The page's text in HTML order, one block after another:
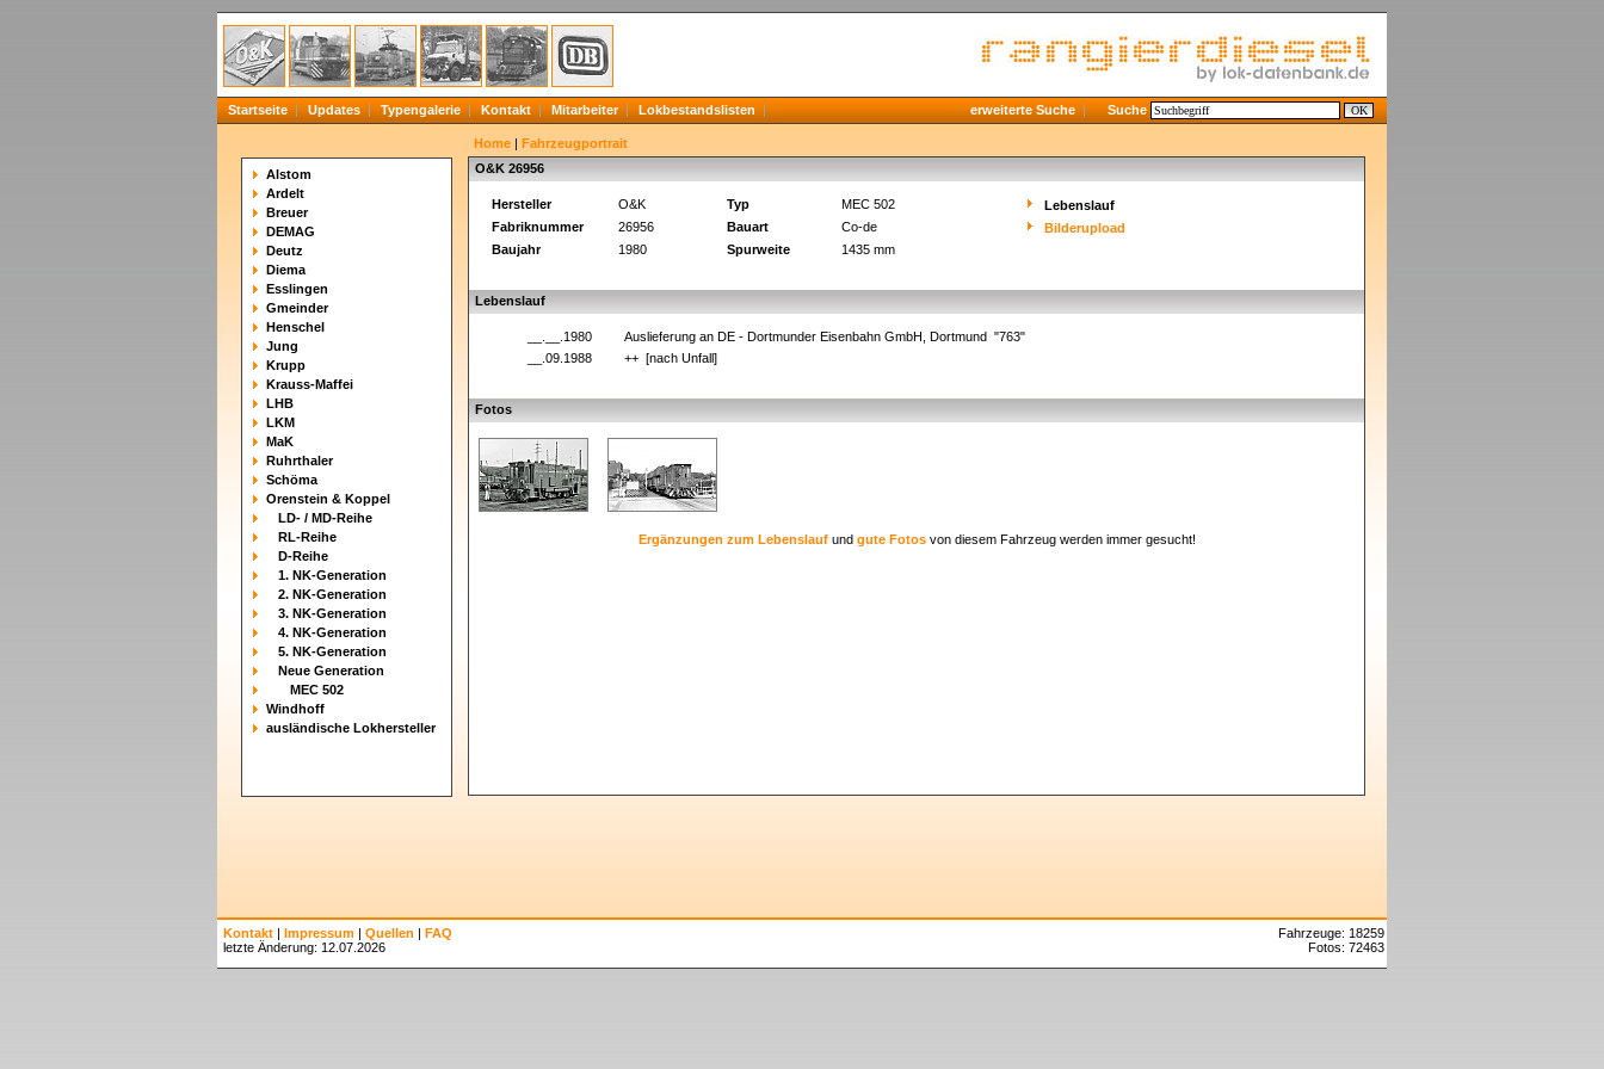
Startseite Updates Typengalerie Kontakt Mitarbeiter Lokbestandslisten erweiterte Suche Suche
Alstom
Ardelt
Breuer
DEMAG
Deutz
Diema
Esslingen
Gmeinder
Henschel
Jung
Krupp
Krauss-Maffei
LHB
LKM
MaK
Ruhrthaler
Schöma
Orenstein & Koppel
LD- / MD-Reihe
RL-Reihe
D-Reihe
1. NK-Generation
2. NK-Generation
3. NK-Generation
4. NK-Generation
5. NK-Generation
Neue Generation
MEC 502
Windhoff
ausländische Lokhersteller
Home | Fahrzeugportrait
O&K 26956
Hersteller O&K Typ MEC 502
Lebenslauf
Fabriknummer
26956 Bauart Co-de
Bilderupload
Baujahr
1980 Spurweite 1435 mm
Lebenslauf
__.__.1980
Auslieferung an DE - Dortmunder Eisenbahn GmbH, Dortmund "763"
__.09.1988
++ [nach Unfall]
Fotos
Ergänzungen zum Lebenslaufund gute Fotosvon diesem Fahrzeug werden immer gesucht!
Kontakt | Impressum | Quellen | FAQ
letzte Änderung: 12.07.2026
Fahrzeuge: 18259
Fotos: 72463